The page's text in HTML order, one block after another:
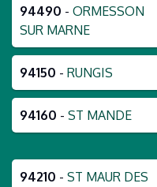
94490 - ORMESSON
SUR MARNE
94150 - RUNGIS
94160 - ST MANDE
94210 - ST MAUR DES